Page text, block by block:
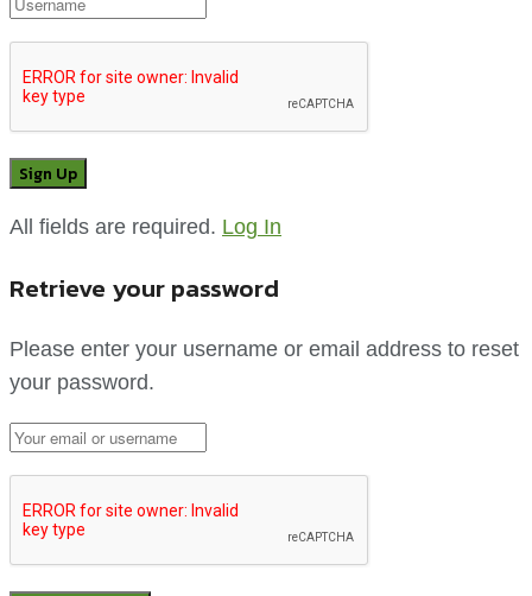
All fields are required. Log In
Retrieve your password
Please enter your username or email address to reset
your password.